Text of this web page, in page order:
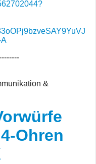
&
Ohren